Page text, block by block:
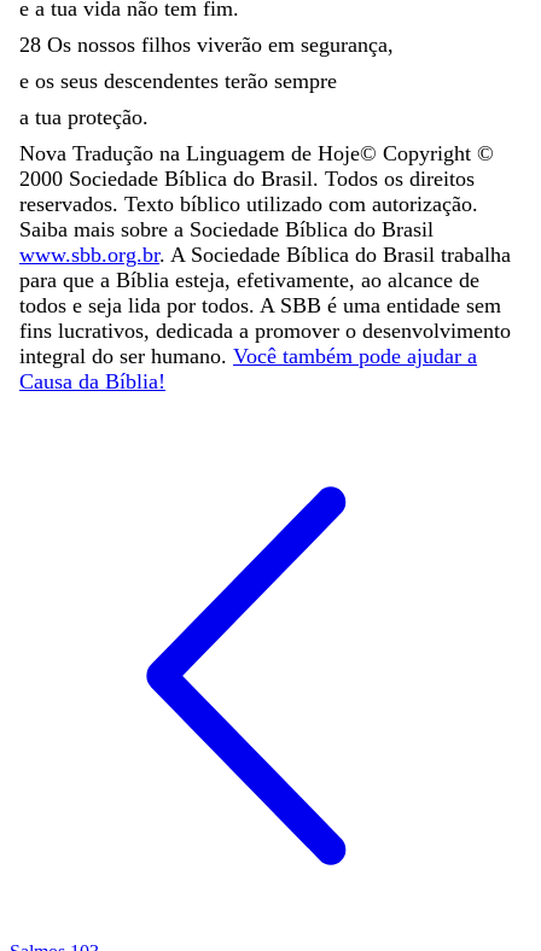
e a tua vida não tem fim.
28 Os nossos filhos viverão em segurança,
e os seus descendentes terão sempre
a tua proteção.
Nova Tradução na Linguagem de Hoje© Copyright ©
2000 Sociedade Bíblica do Brasil. Todos os direitos
reservados. Texto bíblico utilizado com autorização.
Saiba mais sobre a Sociedade Bíblica do Brasil
www.sbb.org.br. A Sociedade Bíblica do Brasil trabalha
para que a Bíblia esteja, efetivamente, ao alcance de
todos e seja lida por todos. A SBB é uma entidade sem
fins lucrativos, dedicada a promover o desenvolvimento
integral do ser humano. Você também pode ajudar a
Causa da Bíblia!